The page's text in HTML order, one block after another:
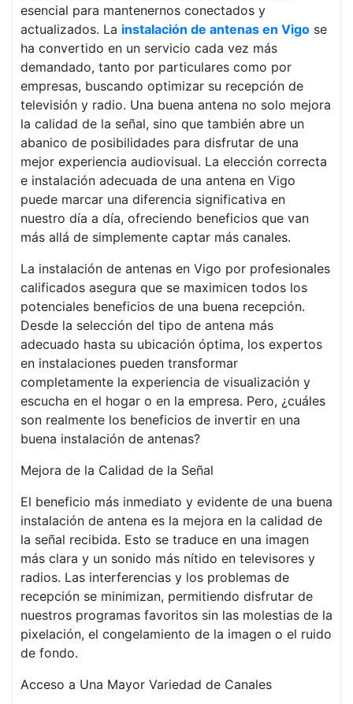
esencial para mantenernos conectados y
actualizados. La instalación de antenas en Vigo se
ha convertido en un servicio cada vez más
demandado, tanto por particulares como por
empresas, buscando optimizar su recepción de
televisión y radio. Una buena antena no solo mejora
la calidad de la señal, sino que también abre un
abanico de posibilidades para disfrutar de una
mejor experiencia audiovisual. La elección correcta
e instalación adecuada de una antena en Vigo
puede marcar una diferencia significativa en
nuestro día a día, ofreciendo beneficios que van
más allá de simplemente captar más canales.
La instalación de antenas en Vigo por profesionales
calificados asegura que se maximicen todos los
potenciales beneficios de una buena recepción.
Desde la selección del tipo de antena más
adecuado hasta su ubicación óptima, los expertos
en instalaciones pueden transformar
completamente la experiencia de visualización y
escucha en el hogar o en la empresa. Pero, ¿cuáles
son realmente los beneficios de invertir en una
buena instalación de antenas?
Mejora de la Calidad de la Señal
El beneficio más inmediato y evidente de una buena
instalación de antena es la mejora en la calidad de
la señal recibida. Esto se traduce en una imagen
más clara y un sonido más nítido en televisores y
radios. Las interferencias y los problemas de
recepción se minimizan, permitiendo disfrutar de
nuestros programas favoritos sin las molestias de la
pixelación, el congelamiento de la imagen o el ruido
de fondo.
Acceso a Una Mayor Variedad de Canales